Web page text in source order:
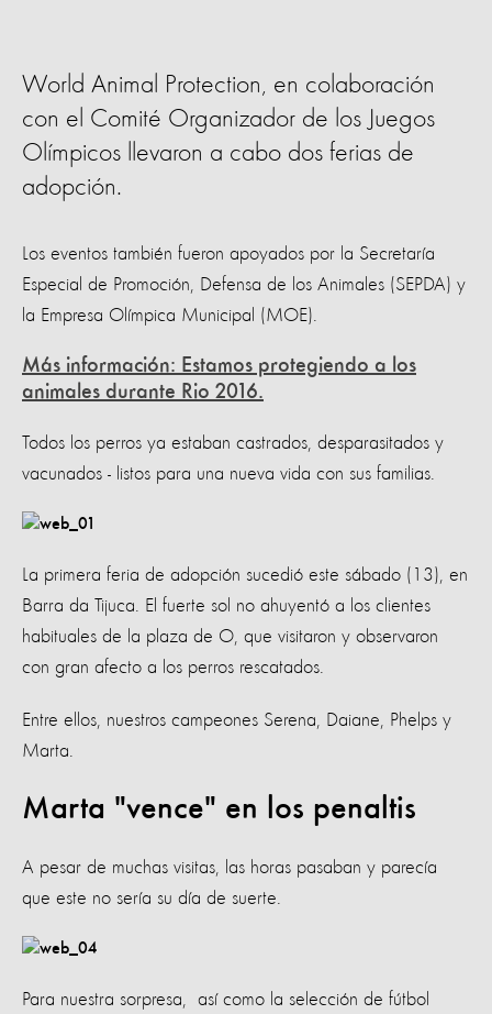
World Animal Protection, en colaboración
con el Comité Organizador de los Juegos
Olímpicos llevaron a cabo dos ferias de
adopción.
Los eventos también fueron apoyados por la Secretaría
Especial de Promoción, Defensa de los Animales (SEPDA) y
la Empresa Olímpica Municipal (MOE).
Más información: Estamos protegiendo a los
animales durante Rio 2016.
Todos los perros ya estaban castrados, desparasitados y
vacunados - listos para una nueva vida con sus familias.
La primera feria de adopción sucedió este sábado (13), en
Barra da Tijuca. El fuerte sol no ahuyentó a los clientes
habituales de la plaza de O, que visitaron y observaron
con gran afecto a los perros rescatados.
Entre ellos, nuestros campeones Serena, Daiane, Phelps y
Marta.
Marta "vence" en los penaltis
A pesar de muchas visitas, las horas pasaban y parecía
que este no sería su día de suerte.
Para nuestra sorpresa, así como la selección de fútbol